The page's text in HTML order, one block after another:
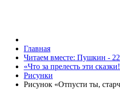
Главная
Читаем вместе: Пушкин -
«Что за прелесть эти
Рисунки
Рисунок «Отпусти ты,